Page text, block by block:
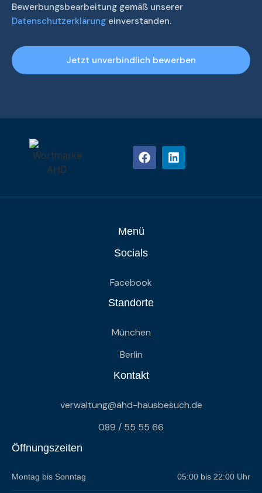
Bewerbungsbearbeitung gemäß unserer
Datenschutzerklärung einverstanden.
Jetzt unverbindlich bewerben
Menü
Socials
Facebook
Standorte
München
Berlin
Kontakt
verwaltung@ahd-hausbesuch.de
089 / 55 55 66
Öffnungszeiten
Montag bis Sonntag 05:00 bis 22:00 Uhr